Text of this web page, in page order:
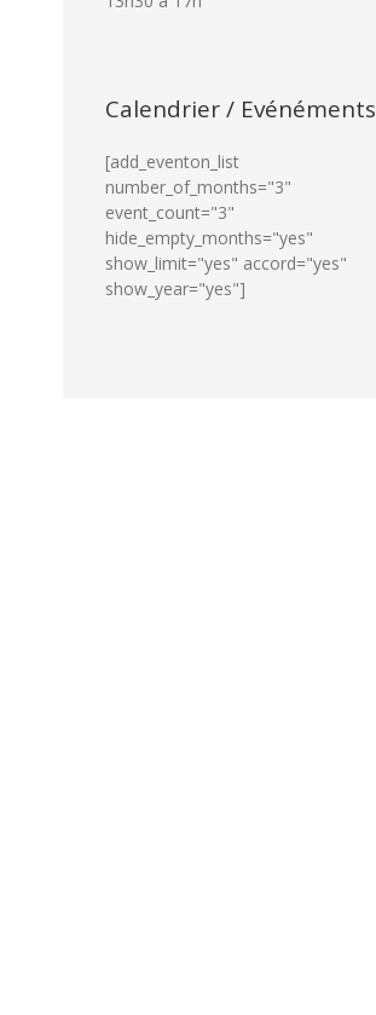
Calendrier / Evénéments
[add_eventon_list
number_of_months="3"
event_count="3"
hide_empty_months="yes"
show_limit="yes" accord="yes"
show_year="yes"]